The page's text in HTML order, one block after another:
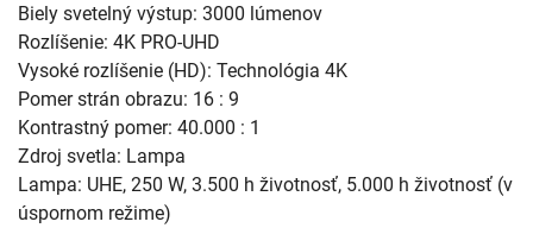
Biely svetelný výstup: 3000 lúmenov
Rozlíšenie: 4K PRO-UHD
Vysoké rozlíšenie (HD): Technológia 4K
Pomer strán obrazu: 16 : 9
Kontrastný pomer: 40.000 : 1
Zdroj svetla: Lampa
Lampa: UHE, 250 W, 3.500 h životnosť, 5.000 h životnosť (v
úspornom režime)